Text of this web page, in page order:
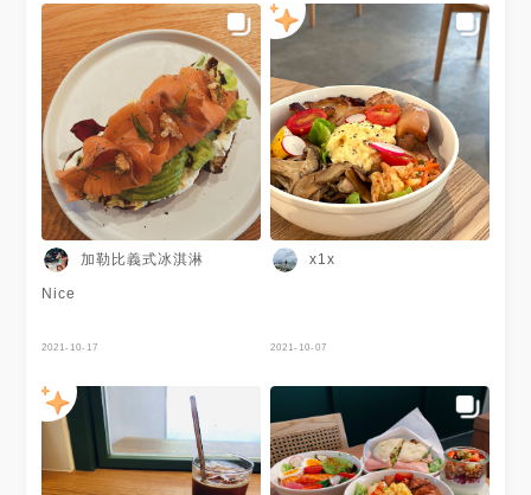
加勒比義式冰淇淋
Nice
2021-10-17
x1x
2021-10-07